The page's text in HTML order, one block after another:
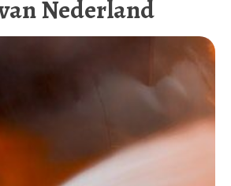
Nederland